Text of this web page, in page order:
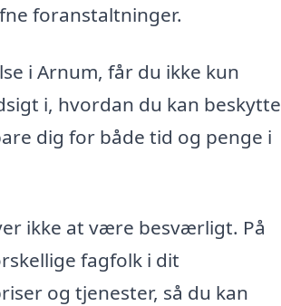
foranstaltninger.
i Arnum, får du ikke kun
i, hvordan du kan beskytte
dig for både tid og penge i
ikke at være besværligt. På
fagfolk i dit
og tjenester, så du kan